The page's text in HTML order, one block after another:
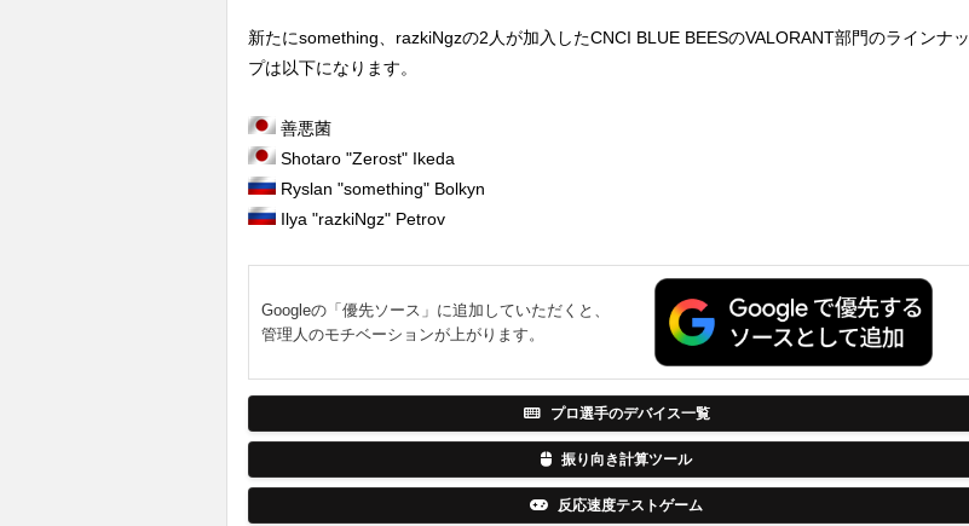
新たにsomething、razkiNgzの2人が加入したCNCI BLUE BEESのVALORANT部門のラインナッ
プは以下になります。
善悪菌
Shotaro "Zerost" Ikeda
Ryslan "something" Bolkyn
Ilya "razkiNgz" Petrov
Googleの「優先ソース」に追加していただくと、
管理人のモチベーションが上がります。
プロ選手のデバイス一覧
振り向き計算ツール
反応速度テストゲーム